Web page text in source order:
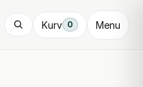
Kurv 0 Menu